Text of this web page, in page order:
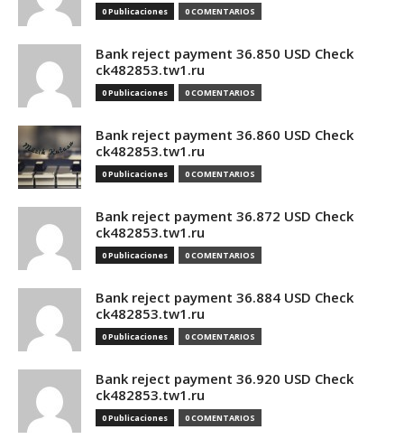
0 Publicaciones 0 COMENTARIOS
Bank reject payment 36.850 USD Check
ck482853.tw1.ru
0 Publicaciones 0 COMENTARIOS
Bank reject payment 36.860 USD Check
ck482853.tw1.ru
0 Publicaciones 0 COMENTARIOS
Bank reject payment 36.872 USD Check
ck482853.tw1.ru
0 Publicaciones 0 COMENTARIOS
Bank reject payment 36.884 USD Check
ck482853.tw1.ru
0 Publicaciones 0 COMENTARIOS
Bank reject payment 36.920 USD Check
ck482853.tw1.ru
0 Publicaciones 0 COMENTARIOS